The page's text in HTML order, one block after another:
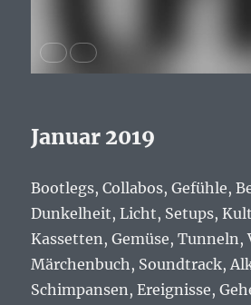
Januar 2019
Bootlegs, Collabos, Gefühle,
Dunkelheit, Licht, Setups,
Kassetten, Gemüse, Tunneln,
Märchenbuch, Soundtrack,
Schimpansen, Ereignisse,